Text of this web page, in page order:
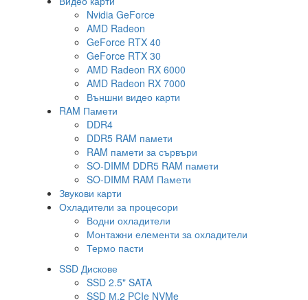
Nvidia GeForce
AMD Radeon
GeForce RTX 40
GeForce RTX 30
AMD Radeon RX 6000
AMD Radeon RX 7000
Външни видео карти
RAM Памети
DDR4
DDR5 RAM памети
RAM памети за сървъри
SO-DIMM DDR5 RAM памети
SO-DIMM RAM Памети
Звукови карти
Охладители за процесори
Водни охладители
Монтажни елементи за охладители
Термо пасти
SSD Дискове
SSD 2.5" SATA
SSD М.2 PCIe NVMe